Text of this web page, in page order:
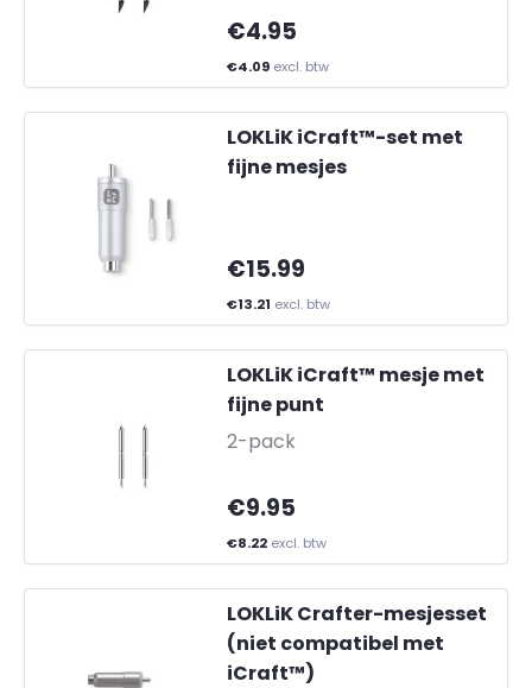
€4.95
€4.09 excl. btw
LOKLiK iCraft™-set met
fijne mesjes
€15.99
€13.21 excl. btw
LOKLiK iCraft™ mesje met
fijne punt
2-pack
€9.95
€8.22 excl. btw
LOKLiK Crafter-mesjesset
(niet compatibel met
iCraft™)